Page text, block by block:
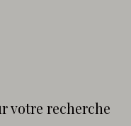
votre recherche